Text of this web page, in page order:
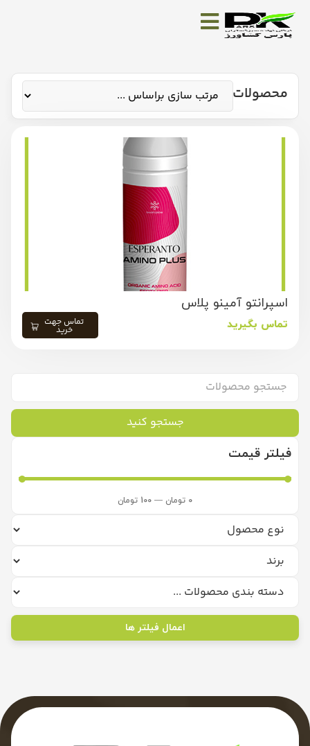
جستجو کنید
فیلتر قیمت
0 تومان —
100 تومان
اعمال فیلتر ها
محصولات
اسپرانتو آمینو پلاس
تماس بگیرید تماس جهت
خرید